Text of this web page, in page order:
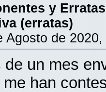
y Erratas
(erratas)
Agosto de
de un mes
han